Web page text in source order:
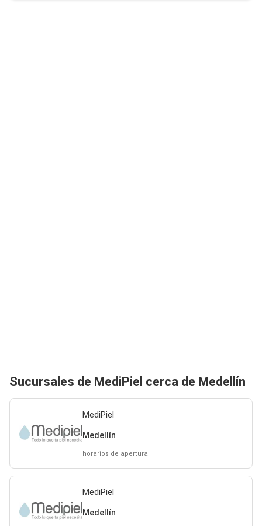
Sucursales de MediPiel cerca de Medellín
MediPiel
Medellín
horarios de apertura
MediPiel
Medellín